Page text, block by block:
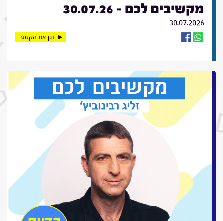
מקשיבים לכם - 30.07.26
30.07.2026
נגן את הקטע